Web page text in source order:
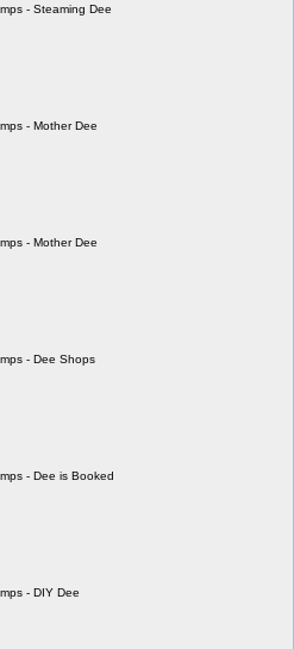
- Steaming Dee
- Mother Dee
- Mother Dee
- Dee Shops
- Dee is Booked
- DIY Dee